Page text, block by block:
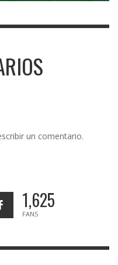
un comentario.
1,625
FANS